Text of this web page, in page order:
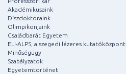
Akadémikusaink
Díszdoktoraink
Olimpikonjaink
Családbarát Egyetem
ELI-ALPS, a szegedi lézeres kutatóközpont
Minőségügy
Szabályzatok
Egyetemtörténet